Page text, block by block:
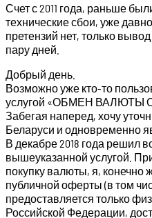
Счет с 2011 года, раньше
технические сбои, уже
претензий нет, только
пару дней.
Добрый день.
Возможно уже кто-то
услугой «ОБМЕН ВАЛЮТЫ
Забегая наперед, хочу
Беларуси и одновременно
В декабре 2018 года решил
вышеуказанной услугой.
покупку валюты, я, конечно
публичной оферты (в том
предоставляется только
Российской Федерации,